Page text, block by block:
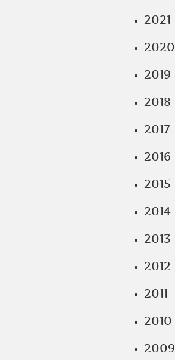
2021
2020
2019
2018
2017
2016
2015
2014
2013
2012
2011
2010
2009